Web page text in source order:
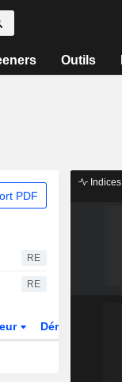
Outils
PDF
RE
RE
Dérivés
Indices